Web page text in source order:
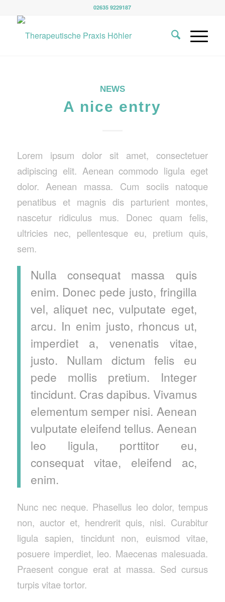
02635 9229187
NEWS
A nice entry
Lorem ipsum dolor sit amet, consectetuer
adipiscing elit. Aenean commodo ligula eget
dolor. Aenean massa. Cum sociis natoque
penatibus et magnis dis parturient montes,
nascetur ridiculus mus. Donec quam felis,
ultricies nec, pellentesque eu, pretium quis,
sem.
Nulla consequat massa quis
enim. Donec pede justo, fringilla
vel, aliquet nec, vulputate eget,
arcu. In enim justo, rhoncus ut,
imperdiet a, venenatis vitae,
justo. Nullam dictum felis eu
pede mollis pretium. Integer
tincidunt. Cras dapibus. Vivamus
elementum semper nisi. Aenean
vulputate eleifend tellus. Aenean
leo ligula, porttitor eu,
consequat vitae, eleifend ac,
enim.
Nunc nec neque. Phasellus leo dolor, tempus
non, auctor et, hendrerit quis, nisi. Curabitur
ligula sapien, tincidunt non, euismod vitae,
posuere imperdiet, leo. Maecenas malesuada.
Praesent congue erat at massa. Sed cursus
turpis vitae tortor.